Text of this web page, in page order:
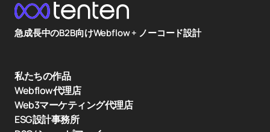
急成長中のB2B向けWebflow + ノーコード設計
私たちの作品
Webflow代理店
Web3マーケティング代理店
ESG設計事務所